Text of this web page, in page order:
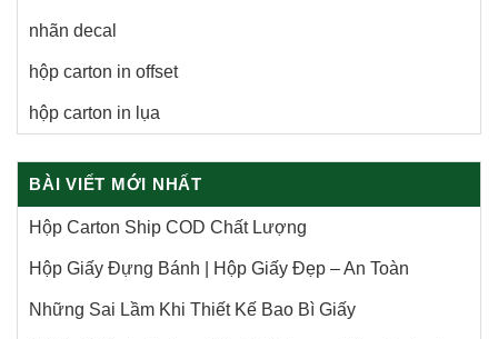
nhãn decal
hộp carton in offset
hộp carton in lụa
BÀI VIẾT MỚI NHẤT
Hộp Carton Ship COD Chất Lượng
Hộp Giấy Đựng Bánh | Hộp Giấy Đẹp – An Toàn
Những Sai Lầm Khi Thiết Kế Bao Bì Giấy